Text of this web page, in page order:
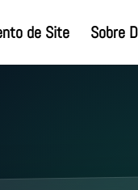
de Site Sobre